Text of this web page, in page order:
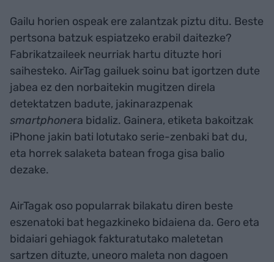
Gailu horien ospeak ere zalantzak piztu ditu. Beste
pertsona batzuk espiatzeko erabil daitezke?
Fabrikatzaileek neurriak hartu dituzte hori
saihesteko. AirTag gailuek soinu bat igortzen dute
jabea ez den norbaitekin mugitzen direla
detektatzen badute, jakinarazpenak
smartphonera bidaliz. Gainera, etiketa bakoitzak
iPhone jakin bati lotutako serie-zenbaki bat du,
eta horrek salaketa batean froga gisa balio
dezake.
AirTagak oso popularrak bilakatu diren beste
eszenatoki bat hegazkineko bidaiena da. Gero eta
bidaiari gehiagok fakturatutako maletetan
sartzen dituzte, uneoro maleta non dagoen